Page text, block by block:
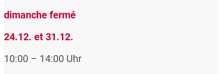
dimanche fermé
24.12. et 31.12.
10:00 – 14:00 Uhr